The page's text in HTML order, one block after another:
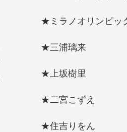
★ミラノオリンピッ
★三浦璃来
★上坂樹里
★二宮こずえ
★住吉りをん